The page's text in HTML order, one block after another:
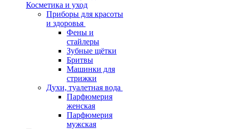
Косметика и уход
Приборы для красоты
и здоровья
Фены и
стайлеры
Зубные щётки
Бритвы
Машинки для
стрижки
Духи, туалетная вода
Парфюмерия
женская
Парфюмерия
мужская